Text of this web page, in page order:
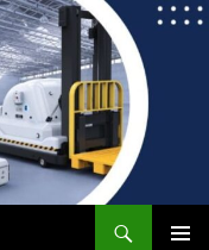
竣富厚板真空成型廠 – 最便宜模具費，5-7天快速開模 | 專業真空成型板材與ABS、PC真空成型